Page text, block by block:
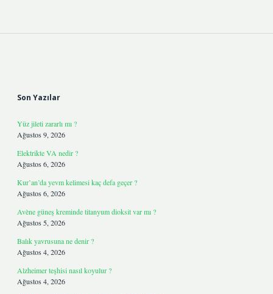
Son Yazılar
Yüz jileti zararlı mı ?
Ağustos 9, 2026
Elektrikte VA nedir ?
Ağustos 6, 2026
Kur’an’da yevm kelimesi kaç defa geçer ?
Ağustos 6, 2026
Avène güneş kreminde titanyum dioksit var mı ?
Ağustos 5, 2026
Balık yavrusuna ne denir ?
Ağustos 4, 2026
Alzheimer teşhisi nasıl koyulur ?
Ağustos 4, 2026